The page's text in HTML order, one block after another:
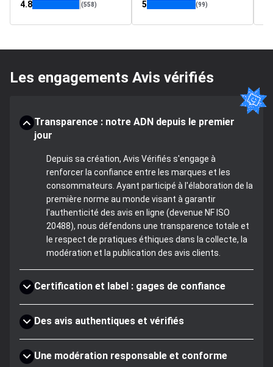
4.8 (558) 5 (99)
Les engagements Avis vérifiés
Transparence : notre ADN depuis le premier
jour
Depuis sa création, Avis Vérifiés s'engage à
renforcer la confiance entre les marques et les
consommateurs. Ayant participé à l'élaboration de la
première norme au monde visant à garantir
l'authenticité des avis en ligne (devenue NF ISO
20488), nous défendons une transparence totale et
le respect de pratiques éthiques dans la collecte, la
modération et la publication des avis clients.
Certification et label : gages de confiance
Des avis authentiques et vérifiés
Une modération responsable et conforme